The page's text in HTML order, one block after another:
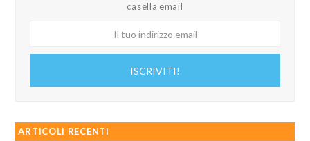
casella email
ISCRIVITI!
ARTICOLI RECENTI